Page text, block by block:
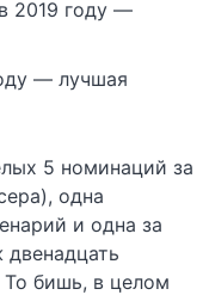
в 2019 году —
— лучшая
5 номинаций за
одна
и одна за
То бишь, в целом